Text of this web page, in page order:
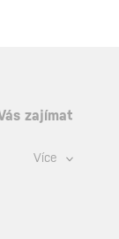
zajímat
Více